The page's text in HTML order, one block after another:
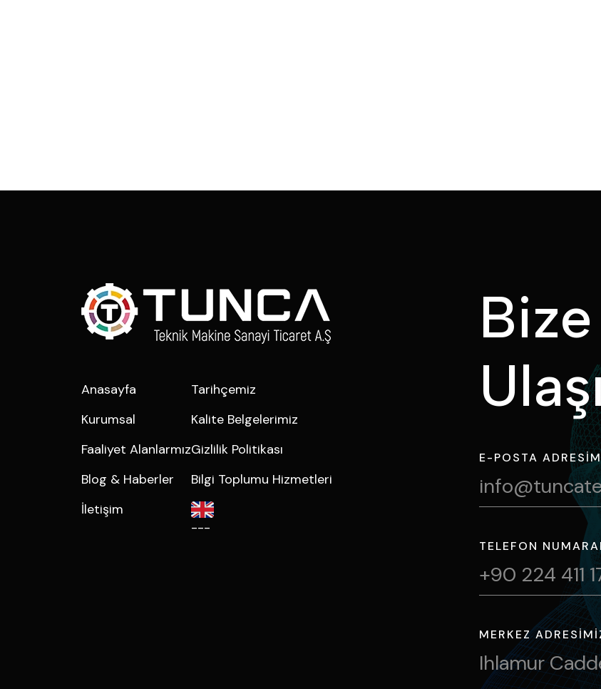
Anasayfa
Kurumsal
Faaliyet Alanlarmız
Blog & Haberler
İletişim
Tarihçemiz
Kalite Belgelerimiz
Gizlilik Politikası
Bilgi Toplumu Hizmetleri
---
Bize
Ulaş
E-POSTA
TELEFON
+90 224 411
MERKEZ
Ihlamur